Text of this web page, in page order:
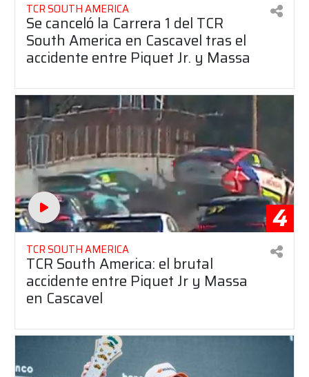
TCR SOUTH AMERICA
Se canceló la Carrera 1 del TCR
South America en Cascavel tras el
accidente entre Piquet Jr. y Massa
4
TCR SOUTH AMERICA
TCR South America: el brutal
accidente entre Piquet Jr y Massa
en Cascavel